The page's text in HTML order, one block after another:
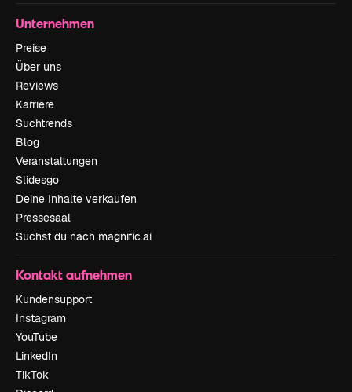
Unternehmen
Preise
Über uns
Reviews
Karriere
Suchtrends
Blog
Veranstaltungen
Slidesgo
Deine Inhalte verkaufen
Pressesaal
Suchst du nach magnific.ai
Kontakt aufnehmen
Kundensupport
Instagram
YouTube
LinkedIn
TikTok